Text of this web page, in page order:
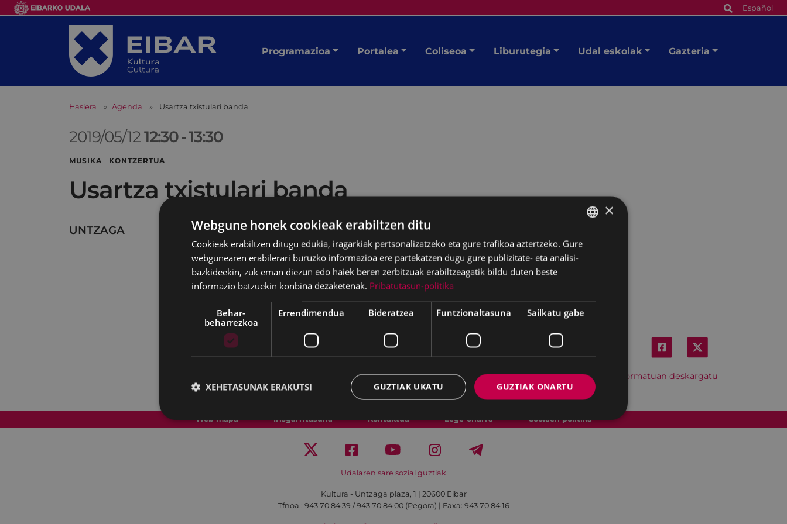
Español
Programazioa Portalea Coliseoa Liburutegia Udal eskolak Gazteria
Hasiera Agenda Usartza txistulari banda
2019/05/1212:30-13:30
MUSIKA KONTZERTUA
Usartza txistulari banda
UNTZAGA
Hitzordu hau iCal formatuan deskargatu
Web mapa Irisgarritasuna Kontaktua Lege-oharra Cookien politika
Udalaren sare sozial guztiak
Kultura - Untzaga plaza, 1 | 20600 Eibar
Tfnoa.: 943 70 84 39 / 943 70 84 00 (Pegora) | Faxa: 943 70 84 16
BASQUE
SPANISH
×
Webgune honek cookieak erabiltzen ditu
Cookieak erabiltzen ditugu edukia, iragarkiak pertsonalizatzeko eta gure trafikoa aztertzeko. Gure
webgunearen erabilerari buruzko informazioa ere partekatzen dugu gure publizitate- eta analisi-
bazkideekin, zuk eman diezun edo haiek beren zerbitzuak erabiltzeagatik bildu duten beste
informazio batzuekin konbina dezaketenak. Pribatutasun-politika
Behar-
beharrezkoa
Errendimendua Bideratzea Funtzionaltasuna Sailkatu gabe
GUZTIAK ONARTU
GUZTIAK UKATU
XEHETASUNAK ERAKUTSI